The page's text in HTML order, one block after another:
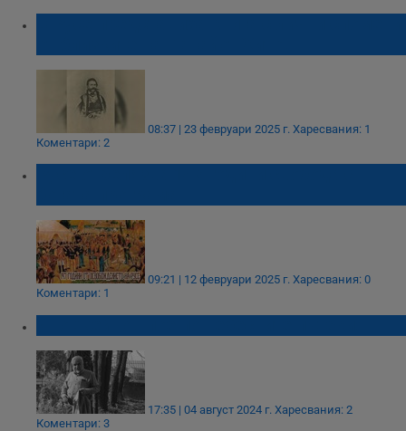
08:37 | 23 февруари 2025 г. Харесвания: 1
Коментари: 2
09:21 | 12 февруари 2025 г. Харесвания: 0
Коментари: 1
17:35 | 04 август 2024 г. Харесвания: 2
Коментари: 3